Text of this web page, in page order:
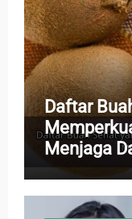
Daftar
Menjaga